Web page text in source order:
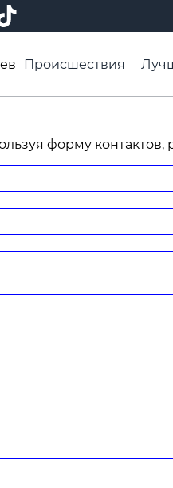
Происшествия
форму